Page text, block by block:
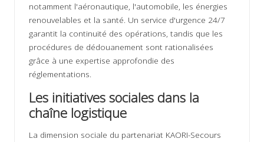
notamment l'aéronautique, l'automobile, les énergies
renouvelables et la santé. Un service d'urgence 24/7
garantit la continuité des opérations, tandis que les
procédures de dédouanement sont rationalisées
grâce à une expertise approfondie des
réglementations.
Les initiatives sociales dans la
chaîne logistique
La dimension sociale du partenariat KAORI-Secours